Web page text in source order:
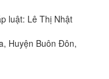
luật: Lê Thị Nhật
Huyện Buôn Đôn,